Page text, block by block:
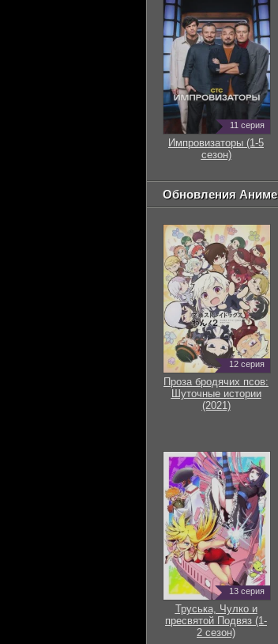
11 серия
Импровизаторы (1-5
сезон)
Обновления Аниме
12 серия
Проза бродячих псов:
Шуточные истории
(2021)
13 серия
Труська, Чулко и
пресвятой Подвяз (1-
2 сезон)